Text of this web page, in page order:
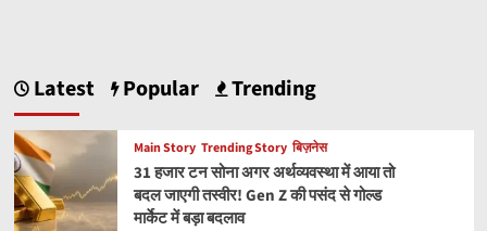
Latest Popular Trending
Main Story Trending Story बिज़नेस
31 हजार टन सोना अगर अर्थव्यवस्था में आया तो
बदल जाएगी तस्वीर! Gen Z की पसंद से गोल्ड
मार्केट में बड़ा बदलाव